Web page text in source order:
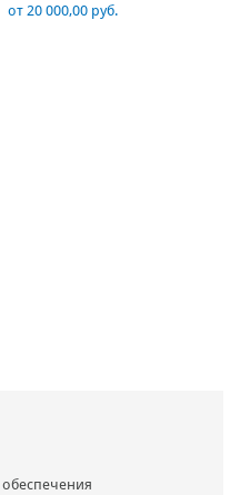
от 20 000,00 руб.